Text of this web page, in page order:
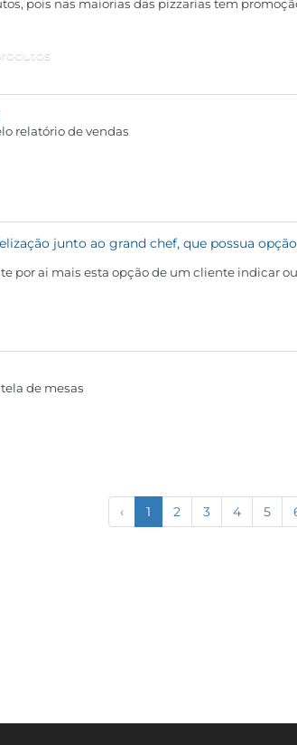
pois nas maiorias das pizzarias tem
relatório de vendas
junto ao grand chef, que possua
por ai mais esta opção de um cliente indicar
de mesas
‹ 1 2 3 4 5